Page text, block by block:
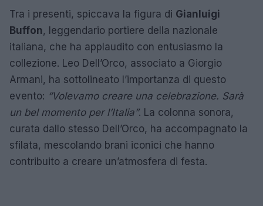
Tra i presenti, spiccava la figura di Gianluigi
Buffon, leggendario portiere della nazionale
italiana, che ha applaudito con entusiasmo la
collezione. Leo Dell’Orco, associato a Giorgio
Armani, ha sottolineato l’importanza di questo
evento: “Volevamo creare una celebrazione. Sarà
un bel momento per l’Italia”. La colonna sonora,
curata dallo stesso Dell’Orco, ha accompagnato la
sfilata, mescolando brani iconici che hanno
contribuito a creare un’atmosfera di festa.